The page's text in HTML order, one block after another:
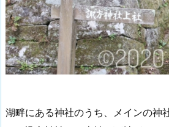
湖畔にある神社のうち、メインの神